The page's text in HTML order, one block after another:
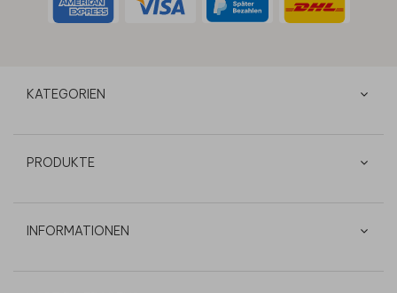
KATEGORIEN
PRODUKTE
INFORMATIONEN